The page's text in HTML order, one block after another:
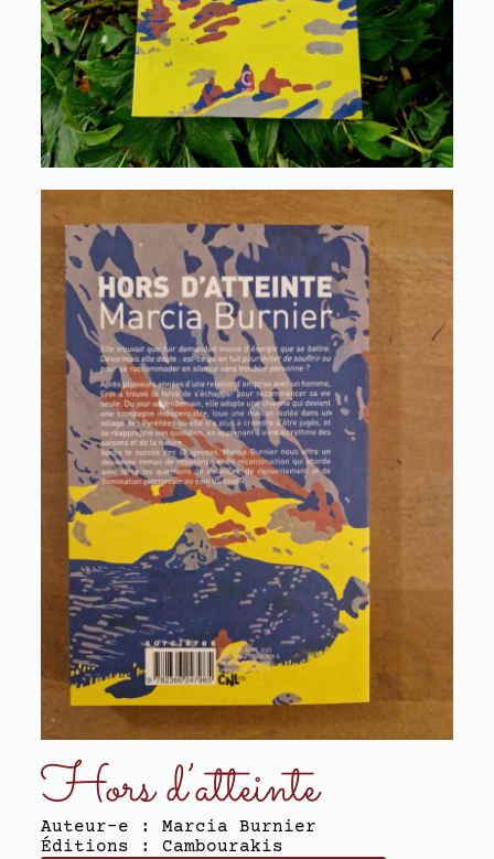
Hors d’atteinte
Auteur-e : Marcia Burnier
Éditions : Cambourakis